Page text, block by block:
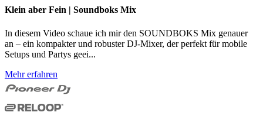
Klein aber Fein | Soundboks Mix
In diesem Video schaue ich mir den SOUNDBOKS Mix genauer
an – ein kompakter und robuster DJ-Mixer, der perfekt für mobile
Setups und Partys geei...
Mehr erfahren